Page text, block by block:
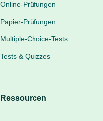
Online-Prüfungen
Papier-Prüfungen
Multiple-Choice-Tests
Tests & Quizzes
Ressourcen